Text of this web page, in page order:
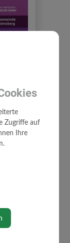
Zugriffe auf
Ihre